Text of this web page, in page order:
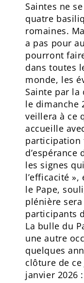
Saintes ne
quatre
romaines.
a pas pour
pourront
dans toutes
monde, les
Sainte par la
le dimanche
veillera à ce
accueille
participation
d’espérance
les signes
l’efficacité
le Pape,
plénière
participants
La bulle du
une autre
quelques
clôture de
janvier 2026